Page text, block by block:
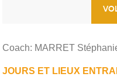
Coach: MARRET
JOURS ET LIEUX